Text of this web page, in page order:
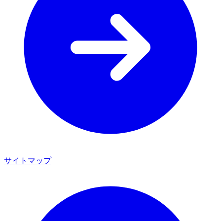
サイトマップ